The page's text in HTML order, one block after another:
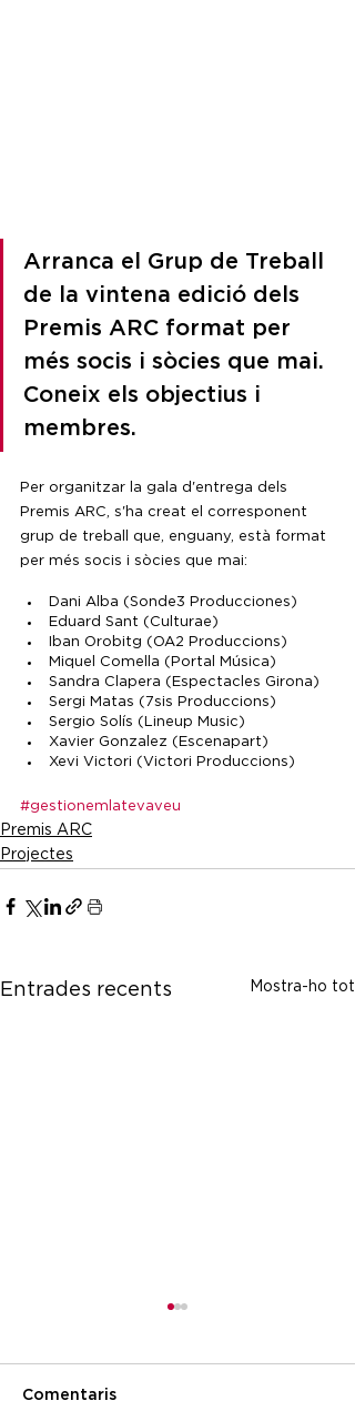
Arranca el Grup de Treball
de la vintena edició dels
Premis ARC format per
més socis i sòcies que mai.
Coneix els objectius i
membres.
Per organitzar la gala d'entrega dels
Premis ARC, s'ha creat el corresponent
grup de treball que, enguany, està format
per més socis i sòcies que mai:
Dani Alba (Sonde3 Producciones)
Eduard Sant (Culturae)
Iban Orobitg (OA2 Produccions)
Miquel Comella (Portal Música)
Sandra Clapera (Espectacles Girona)
Sergi Matas (7sis Produccions)
Sergio Solís (Lineup Music)
Xavier Gonzalez (Escenapart)
Xevi Victori (Victori Produccions)
#gestionemlatevaveu
Premis ARC
Projectes
Entrades recents Mostra-ho tot
Comentaris